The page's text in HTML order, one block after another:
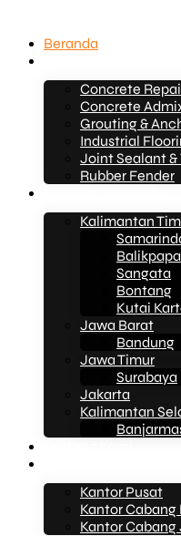
Beranda
Concrete
Concrete
Grouting &
Industrial
Joint Sealant
Rubber Fender
Kalimantan
Sangata
Bontang
Kutai
Jawa Barat
Bandung
Jawa Timur
Surabaya
Jakarta
Kalimantan
Kantor Pusat
Kantor Cabang
Kantor